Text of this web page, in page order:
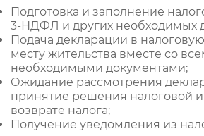
Подготовка и заполнение
3-НДФЛ и других необходимых
Подача декларации в
месту жительства вместе со
необходимыми документами;
Ожидание рассмотрения
принятие решения налоговой
возврате налога;
Получение уведомления из